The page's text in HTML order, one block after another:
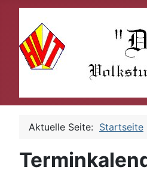
Aktuelle Seite: Startseite